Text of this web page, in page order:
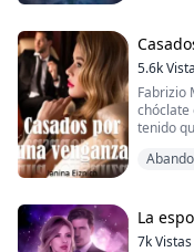
día en
5.6k
Fabrizio Murrié es
chóclate
tenido
de ellos
La
7kVistas